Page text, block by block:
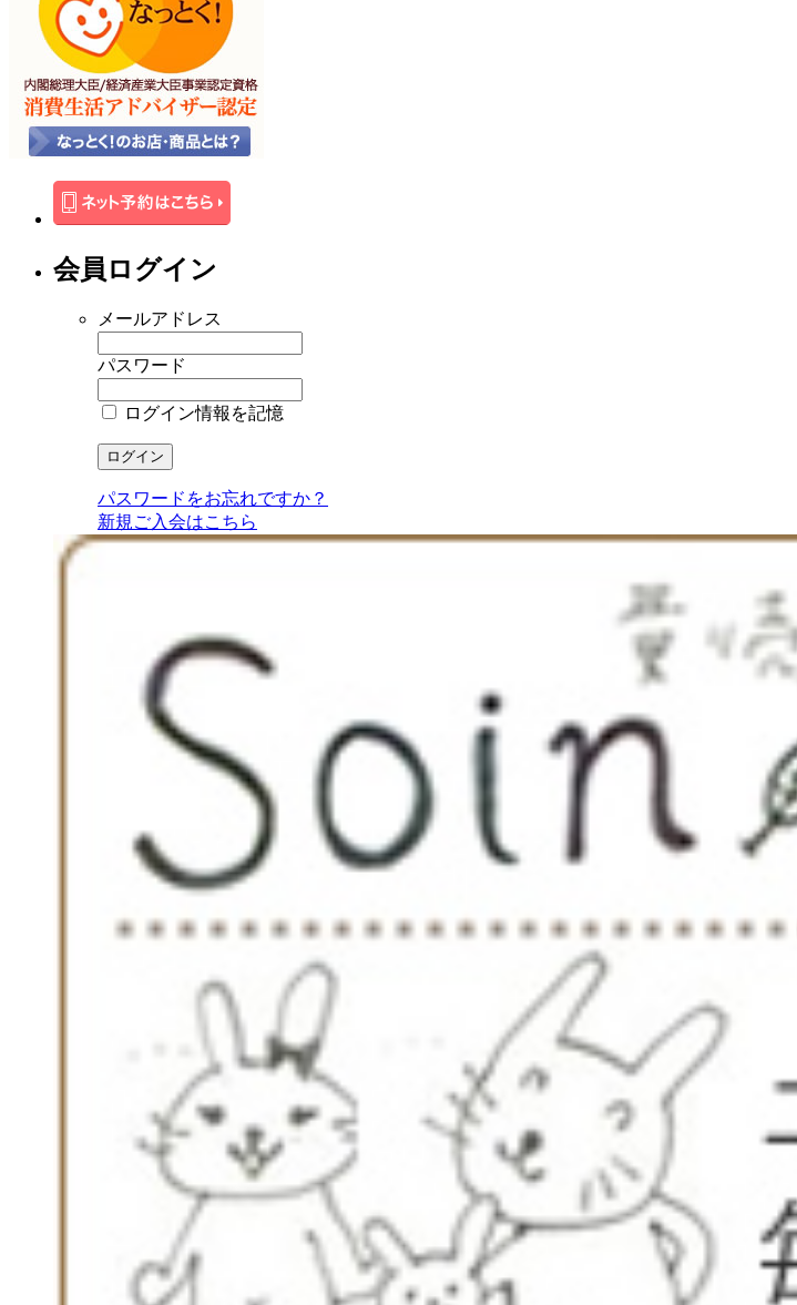
会員ログイン
メールアドレス
パスワード
ログイン情報を記憶
パスワードをお忘れですか？
新規ご入会はこちら